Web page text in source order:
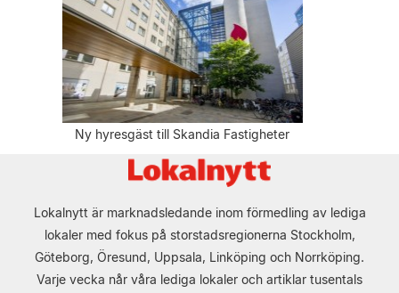
Ny hyresgäst till Skandia Fastigheter
Lokalnytt är marknadsledande inom förmedling av lediga
lokaler med fokus på storstadsregionerna Stockholm,
Göteborg, Öresund, Uppsala, Linköping och Norrköping.
Varje vecka når våra lediga lokaler och artiklar tusentals